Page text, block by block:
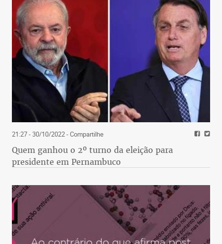
21:27 - 30/10/2022- Compartilhe
Quem ganhou o 2º turno da eleição para
presidente em Pernambuco